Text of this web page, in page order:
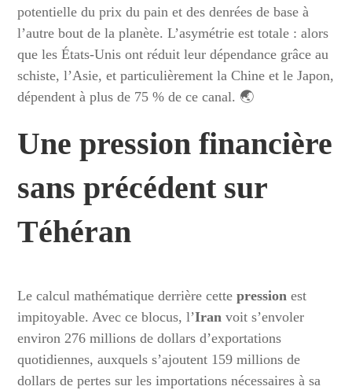
potentielle du prix du pain et des denrées de base à
l’autre bout de la planète. L’asymétrie est totale : alors
que les États-Unis ont réduit leur dépendance grâce au
schiste, l’Asie, et particulièrement la Chine et le Japon,
dépendent à plus de 75 % de ce canal. 🌏
Une pression financière
sans précédent sur
Téhéran
Le calcul mathématique derrière cettepression est
impitoyable. Avec ce blocus, l’Iran voit s’envoler
environ 276 millions de dollars d’exportations
quotidiennes, auxquels s’ajoutent 159 millions de
dollars de pertes sur les importations nécessaires à sa